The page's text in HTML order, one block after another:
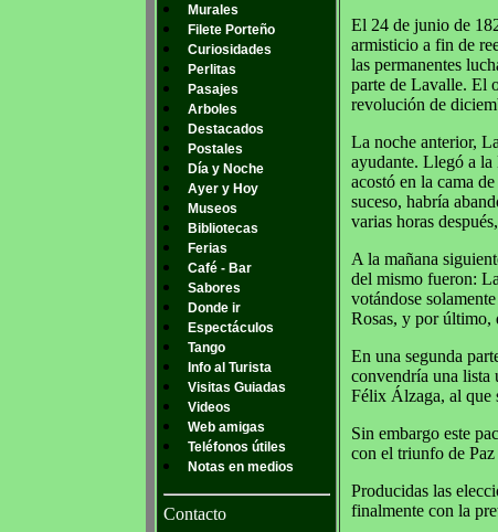
Murales
Filete Porteño
Curiosidades
Perlitas
Pasajes
Arboles
Destacados
Postales
Día y Noche
Ayer y Hoy
Museos
Bibliotecas
Ferias
Café - Bar
Sabores
Donde ir
Espectáculos
Tango
Info al Turista
Visitas Guiadas
Videos
Web amigas
Teléfonos útiles
Notas en medios
Contacto
El 24 de junio de
armisticio a fin de
las permanentes
parte de Lavalle. El
revolución de
La noche anterior,
ayudante. Llegó a la
acostó en la cama
suceso, habría
varias horas
A la mañana
del mismo fueron:
votándose
Rosas, y por último,
En una segunda
convendría una lista
Félix Álzaga, al que
Sin embargo este
con el triunfo de Paz
Producidas las
finalmente con la